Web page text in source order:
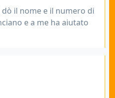
il nome e il numero di
e a me ha aiutato